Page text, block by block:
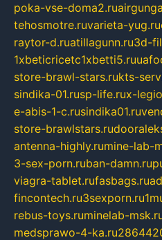
poka-vse-doma2.ru
tehosmotre.ruvarieta-yug.ru
raytor-d.ruatillagunn.ru3d-
1xbeticricetc1xbetti5.ru
store-brawl-stars.rukts-
sindika-01.rusp-life.rux-
e-abis-1-c.rusindika01.ru
store-brawlstars.ru
antenna-highly.rumine-lab-
3-sex-porn.ruban-damn.ru
viagra-tablet.rufasbags.ru
fincontech.ru3sexporn.ru
rebus-toys.ruminelab-
medsprawo-4-ka.ru